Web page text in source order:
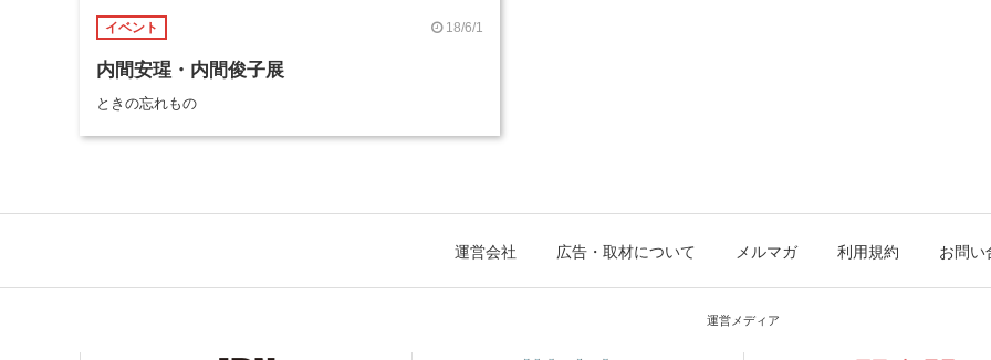
イベント 18/6/1
内間安瑆・内間俊子展
ときの忘れもの
運営会社 広告・取材について メルマガ 利用規約 お問い
運営メディア